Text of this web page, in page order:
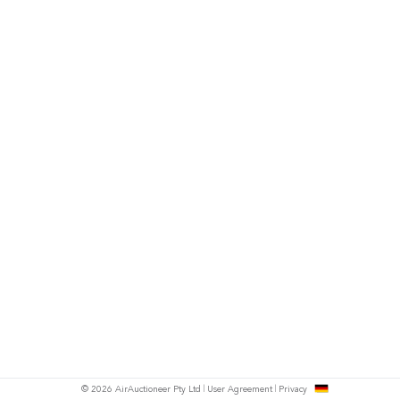
© 2026 AirAuctioneer Pty Ltd User Agreement Privacy